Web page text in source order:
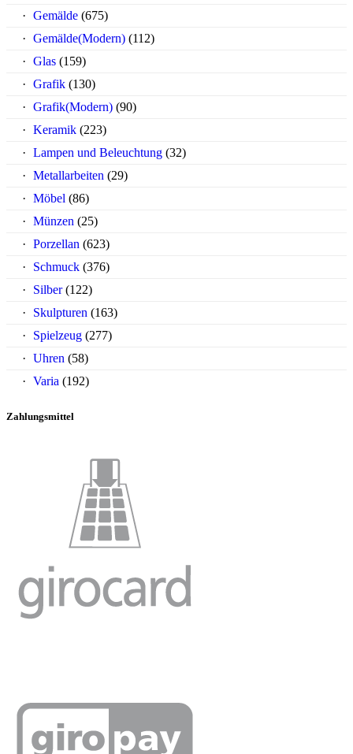
Gemälde (675)
Gemälde(Modern) (112)
Glas (159)
Grafik (130)
Grafik(Modern) (90)
Keramik (223)
Lampen und Beleuchtung (32)
Metallarbeiten (29)
Möbel (86)
Münzen (25)
Porzellan (623)
Schmuck (376)
Silber (122)
Skulpturen (163)
Spielzeug (277)
Uhren (58)
Varia (192)
Zahlungsmittel